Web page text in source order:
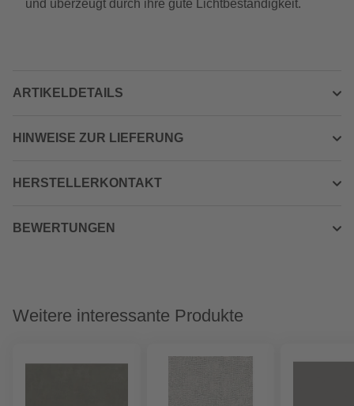
und überzeugt durch ihre gute Lichtbeständigkeit.
ARTIKELDETAILS
HINWEISE ZUR LIEFERUNG
HERSTELLERKONTAKT
BEWERTUNGEN
Weitere interessante Produkte